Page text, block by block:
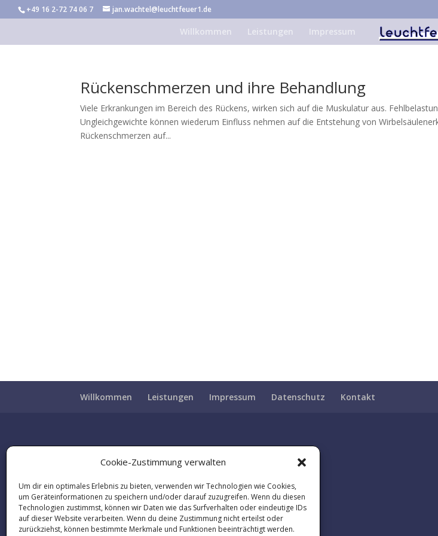
Cookie-Zustimmung verwalten
Um dir ein optimales Erlebnis zu bieten, verwenden wir Technologien wie Cookies,
um Geräteinformationen zu speichern und/oder darauf zuzugreifen. Wenn du diesen
Technologien zustimmst, können wir Daten wie das Surfverhalten oder eindeutige IDs
auf dieser Website verarbeiten. Wenn du deine Zustimmung nicht erteilst oder
zurückziehst, können bestimmte Merkmale und Funktionen beeinträchtigt werden.
+49 16 2-72 74 06 7 jan.wachtel@leuchtfeuer1.de
Willkommen Leistungen Impressum
Rückenschmerzen und ihre Behandlung
Viele Erkrankungen im Bereich des Rückens, wirken sich auf die Muskulatur aus.
Ungleichgewichte können wiederum Einfluss nehmen auf die Entstehung von
Rückenschmerzen auf...
Willkommen Leistungen Impressum Datenschutz Kontakt